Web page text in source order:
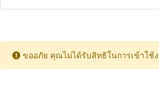
ขออภัย คุณไม่ได้รับสิทธิในการเข้าใช้